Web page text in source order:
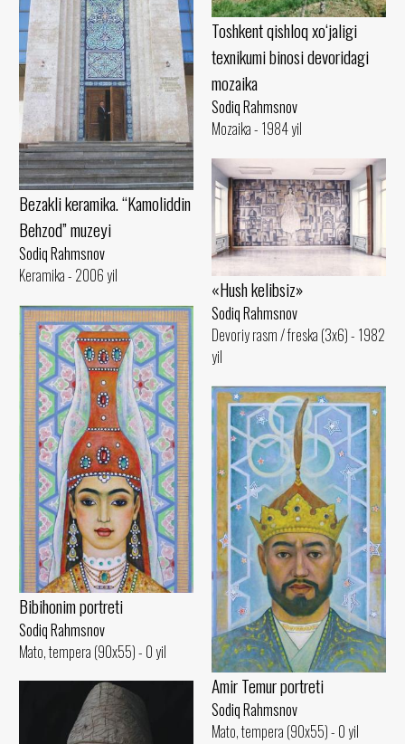
Toshkent qishloq xo‘jaligi
texnikumi binosi devoridagi
mozaika
Sodiq Rahmsnov
Mozaika - 1984 yil
Bezakli keramika. “Kamoliddin
Behzod” muzeyi
Sodiq Rahmsnov
Keramika - 2006 yil
«Hush kelibsiz»
Sodiq Rahmsnov
Devoriy rasm / freska (3x6) - 1982
yil
Bibihonim portreti
Sodiq Rahmsnov
Mato, tempera (90x55) - 0 yil
Amir Temur portreti
Sodiq Rahmsnov
Mato, tempera (90x55) - 0 yil